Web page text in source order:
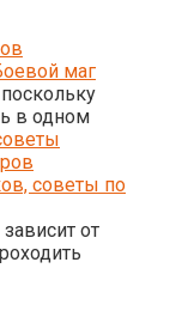
маг
в одном
советы по
от